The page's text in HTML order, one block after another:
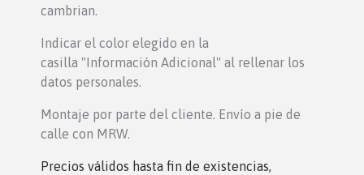
cambrian.
Indicar el color elegido en la
casilla "Información Adicional" al rellenar los
datos personales.
Montaje por parte del cliente. Envío a pie de
calle con MRW.
Precios válidos hasta fin de existencias,